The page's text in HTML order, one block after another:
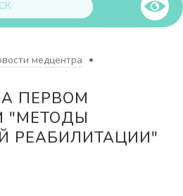
медцентра
ПЕРВОМ
"МЕТОДЫ
РЕАБИЛИТАЦИИ"